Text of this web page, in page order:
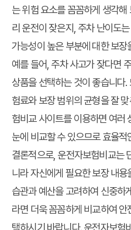
는 위험 요소를 꼼꼼하게 생각
리 운전이 잦은지, 주차 난이도
가능성이 높은 부분에 대한 보
예를 들어, 주차 사고가 잦다면
상품을 선택하는 것이 좋습니다
험료와 보장 범위의 균형을 잘
험비교 사이트를 이용하면 여러
눈에 비교할 수 있으므로 효율
결론적으로, 운전자보험비교는
니라 자신에게 필요한 보장 내
습관과 예산을 고려하여 신중하
라면 더욱 꼼꼼하게 비교하여
택하시기 바랍니다. 운전자보험